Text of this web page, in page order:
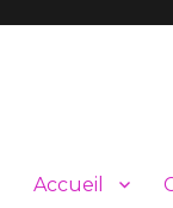
Accueil